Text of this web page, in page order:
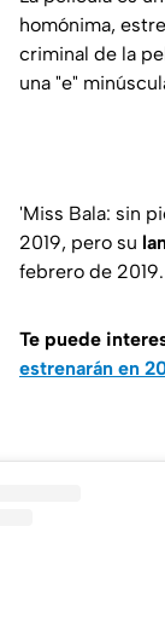
homónima,
criminal de la
una "e"
'Miss Bala: sin
2019, pero su
febrero de 2019.
Te puede
estrenarán en